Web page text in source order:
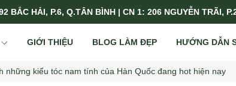
BẮC HẢI, P.6, Q.TÂN BÌNH | CN 1: 206 NGUYỄN TRÃI,
GIỚI THIỆU BLOG LÀM ĐẸP HƯỚNG DẪN
những kiểu tóc nam tính của Hàn Quốc đang hot hiện nay